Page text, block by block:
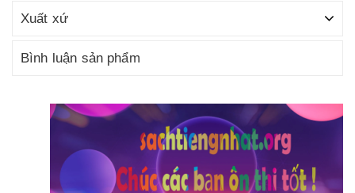
Xuất xứ
Bình luận sản phẩm